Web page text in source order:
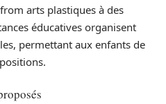
arts plastiques à des
éducatives organisent
permettant aux enfants de